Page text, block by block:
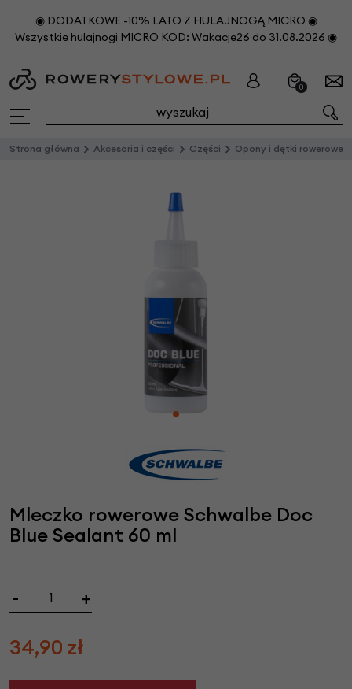
◉ DODATKOWE -10% LATO Z HULAJNOGĄ MICRO ◉
Wszystkie hulajnogi MICRO KOD: Wakacje26 do 31.08.2026 ◉
0
Strona główna Akcesoria i części Części Opony i dętki rowerowe
Mleczko rowerowe Schwalbe Doc
Blue Sealant 60 ml
- +
34,90 zł